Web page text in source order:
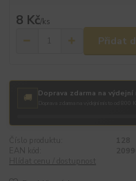
8 Kč/ks
Přidat
🚚 Doprava zdarma na výdejní